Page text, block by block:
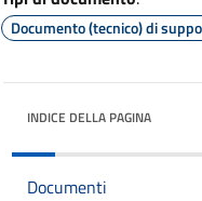
Documento (tecnico) di
INDICE DELLA PAGINA
Documenti